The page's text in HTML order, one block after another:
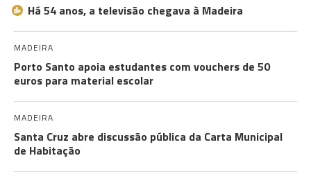
Há 54 anos, a televisão chegava à Madeira
MADEIRA
Porto Santo apoia estudantes com vouchers de 50
euros para material escolar
MADEIRA
Santa Cruz abre discussão pública da Carta Municipal
de Habitação